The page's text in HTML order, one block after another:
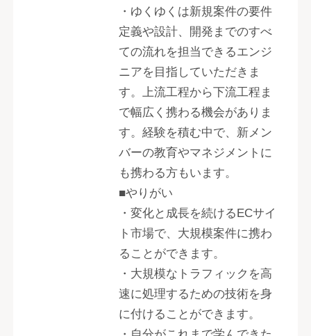
・ゆくゆくは新規案件の要件
定義や設計、開発までのすべ
ての流れを担当できるエンジ
ニアを目指していただきま
す。上流工程から下流工程ま
で幅広く携わる機会がありま
す。経験を積む中で、新メン
バーの教育やマネジメントに
も携わる方もいます。
■やりがい
・変化と成長を続けるECサイ
ト市場で、大規模案件に携わ
ることができます。
・大規模なトラフィックを高
速に処理するための技術を身
に付けることができます。